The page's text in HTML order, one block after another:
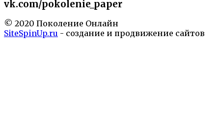
vk.com/pokolenie_paper
© 2020 Поколение Онлайн
SiteSpinUp.ru - создание и продвижение сайтов